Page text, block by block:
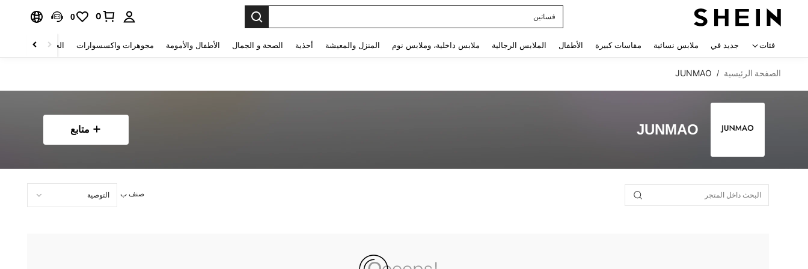
فساتين
0
0
فئات جديد في ملابس نسائية مقاسات كبيرة الأطفال الملابس الرجالية ملابس داخلية، وملابس نوم المنزل والمعيشة أحذية الصحة و الجمال الأطفال والأمومة مجوهرات واكسسوارات الحقائب والأمتعة
الصفحة الرئيسية /
JUNMAO
JUNMAO متابع
صنف ب